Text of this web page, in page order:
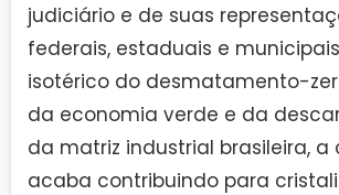
judiciário e de suas
federais, estaduais e
isotérico do desmatamento-
da economia verde e da
da matriz industrial brasileira, a
acaba contribuindo para